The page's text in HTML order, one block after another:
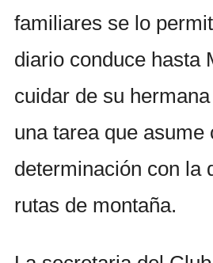
familiares se lo
diario conduce hasta
cuidar de su
una tarea que asume
determinación con la
rutas de montaña.